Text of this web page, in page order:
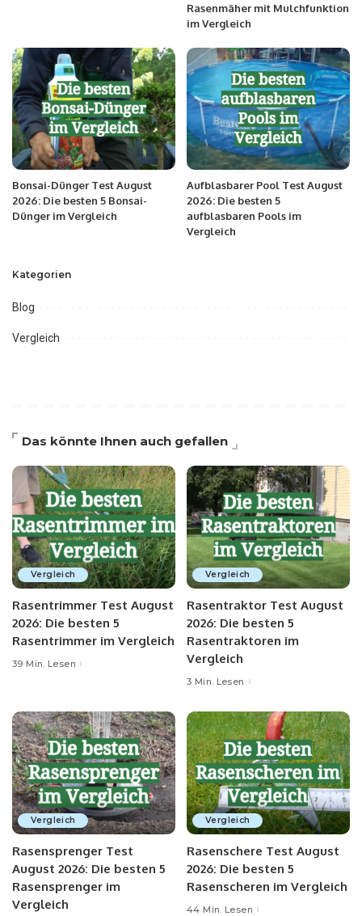
Rasenmäher mit Mulchfunktion
im Vergleich
Bonsai-Dünger Test August
2026: Die besten 5 Bonsai-
Dünger im Vergleich
Aufblasbarer Pool Test August
2026: Die besten 5
aufblasbaren Pools im
Vergleich
Kategorien
Blog
Vergleich
Das könnte Ihnen auch gefallen
Vergleich
Rasentrimmer Test August
2026: Die besten 5
Rasentrimmer im Vergleich
39 Min. Lesen
Vergleich
Rasentraktor Test August
2026: Die besten 5
Rasentraktoren im
Vergleich
3 Min. Lesen
Vergleich
Rasensprenger Test
August 2026: Die besten 5
Rasensprenger im
Vergleich
Vergleich
Rasenschere Test August
2026: Die besten 5
Rasenscheren im Vergleich
44 Min. Lesen